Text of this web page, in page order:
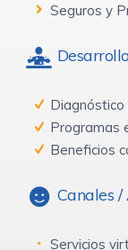
Seguros y
Programas
Beneficios
Canales /
Servicios